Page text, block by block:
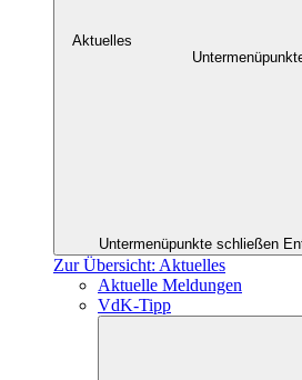
Aktuelles
Untermenüpunkte schließen
Zur Übersicht: Aktuelles
Aktuelle Meldungen
VdK-Tipp